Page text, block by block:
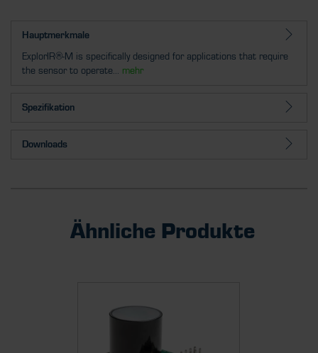
Hauptmerkmale
ExplorIR®-M is specifically designed for applications that require
the sensor to operate... mehr
Spezifikation
Downloads
Ähnliche Produkte